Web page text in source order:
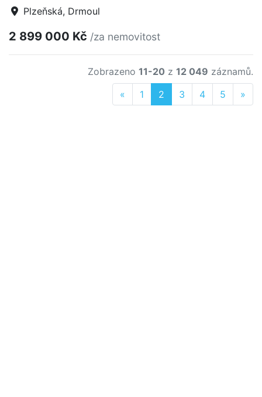
Plzeňská, Drmoul
2 899 000 Kč /za nemovitost
Zobrazeno 11-20 z 12 049 záznamů.
« Previous
1 2 3 4 5 »